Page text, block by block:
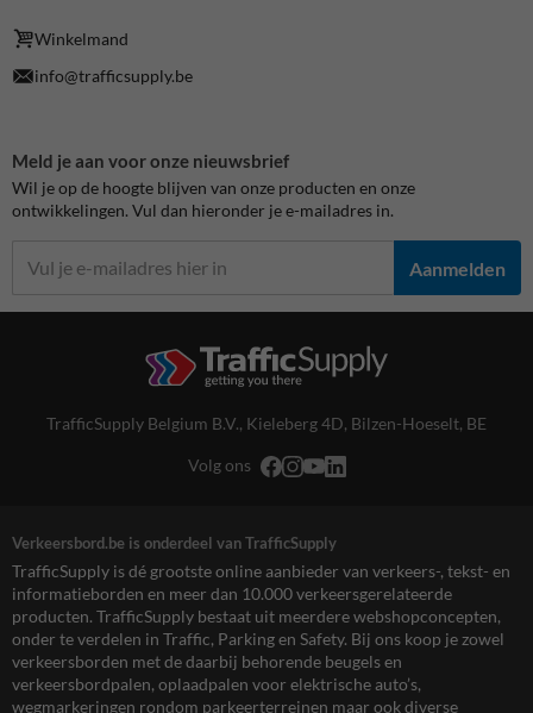
Winkelmand
info@trafficsupply.be
Meld je aan voor onze nieuwsbrief
Wil je op de hoogte blijven van onze producten en onze
ontwikkelingen. Vul dan hieronder je e-mailadres in.
Aanmelden
TrafficSupply Belgium B.V., Kieleberg 4D, Bilzen-Hoeselt, BE
Volg ons
Verkeersbord.be is onderdeel van TrafficSupply
TrafficSupply is dé grootste online aanbieder van verkeers-, tekst- en
informatieborden en meer dan 10.000 verkeersgerelateerde
producten. TrafficSupply bestaat uit meerdere webshopconcepten,
onder te verdelen in Traffic, Parking en Safety. Bij ons koop je zowel
verkeersborden met de daarbij behorende beugels en
verkeersbordpalen, oplaadpalen voor elektrische auto’s,
wegmarkeringen rondom parkeerterreinen maar ook diverse